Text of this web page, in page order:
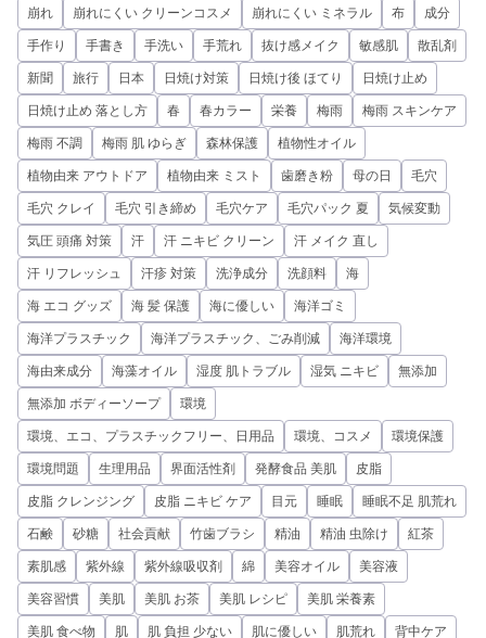
崩れ 崩れにくい クリーンコスメ 崩れにくい ミネラル 布 成分
手作り 手書き 手洗い 手荒れ 抜け感メイク 敏感肌 散乱剤
新聞 旅行 日本 日焼け対策 日焼け後 ほてり 日焼け止め
日焼け止め 落とし方 春 春カラー 栄養 梅雨 梅雨 スキンケア
梅雨 不調 梅雨 肌 ゆらぎ 森林保護 植物性オイル
植物由来 アウトドア 植物由来 ミスト 歯磨き粉 母の日 毛穴
毛穴 クレイ 毛穴 引き締め 毛穴ケア 毛穴パック 夏 気候変動
気圧 頭痛 対策 汗 汗 ニキビ クリーン 汗 メイク 直し
汗 リフレッシュ 汗疹 対策 洗浄成分 洗顔料 海
海 エコ グッズ 海 髪 保護 海に優しい 海洋ゴミ
海洋プラスチック 海洋プラスチック、ごみ削減 海洋環境
海由来成分 海藻オイル 湿度 肌トラブル 湿気 ニキビ 無添加
無添加 ボディーソープ 環境
環境、エコ、プラスチックフリー、日用品 環境、コスメ 環境保護
環境問題 生理用品 界面活性剤 発酵食品 美肌 皮脂
皮脂 クレンジング 皮脂 ニキビ ケア 目元 睡眠 睡眠不足 肌荒れ
石鹸 砂糖 社会貢献 竹歯ブラシ 精油 精油 虫除け 紅茶
素肌感 紫外線 紫外線吸収剤 綿 美容オイル 美容液
美容習慣 美肌 美肌 お茶 美肌 レシピ 美肌 栄養素
美肌 食べ物 肌 肌 負担 少ない 肌に優しい 肌荒れ 背中ケア